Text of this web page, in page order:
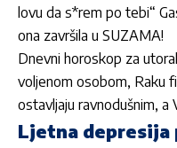
lovu da s*rem po tebi“
ona završila u SUZAMA!
Dnevni horoskop za
voljenom osobom, Raku
ostavljaju ravnodušnim, a
Ljetna depresija